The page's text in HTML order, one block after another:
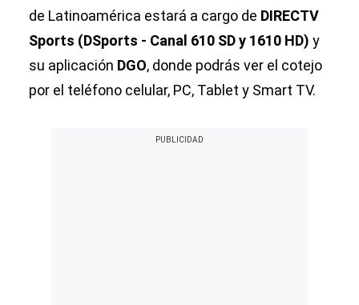
de Latinoamérica estará a cargo de DIRECTV
Sports (DSports - Canal 610 SD y 1610 HD) y
su aplicación DGO, donde podrás ver el cotejo
por el teléfono celular, PC, Tablet y Smart TV.